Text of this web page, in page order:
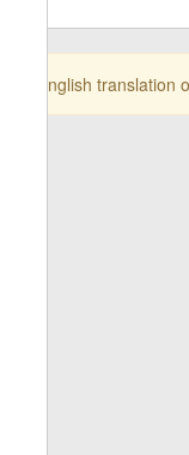
English